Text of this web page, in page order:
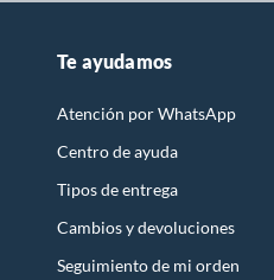
Te ayudamos
Atención por WhatsApp
Centro de ayuda
Tipos de entrega
Cambios y devoluciones
Seguimiento de mi orden